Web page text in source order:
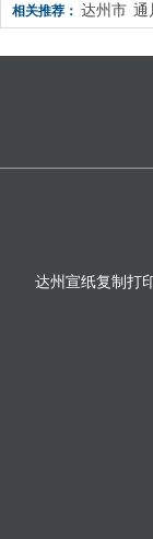
相关推荐： 达州市 通
达州宣纸复制打